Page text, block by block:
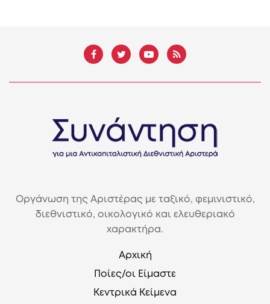
Οργάνωση της Αριστέρας με ταξικό, φεμινιστικό,
διεθνιστικό, οικολογικό και ελευθεριακό
χαρακτήρα.
Αρχική
Ποίες/οι Είμαστε
Κεντρικά Κείμενα